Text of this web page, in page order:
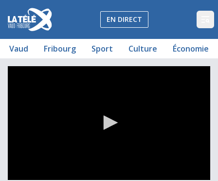
La Télé - Télévision régionale Vaud et Fribourg
EN DIRECT
Vaud Fribourg Sport Culture Économie